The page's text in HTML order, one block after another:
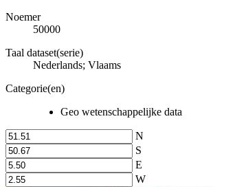
Noemer
50000
Taal dataset(serie)
Nederlands; Vlaams
Categorie(en)
Geo wetenschappelijke data
N
S
E
W